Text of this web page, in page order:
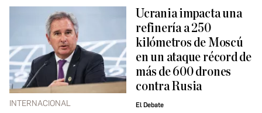
INTERNACIONAL
Ucrania impacta una
refinería a 250
kilómetros de Moscú
en un ataque récord de
más de 600 drones
contra Rusia
El Debate